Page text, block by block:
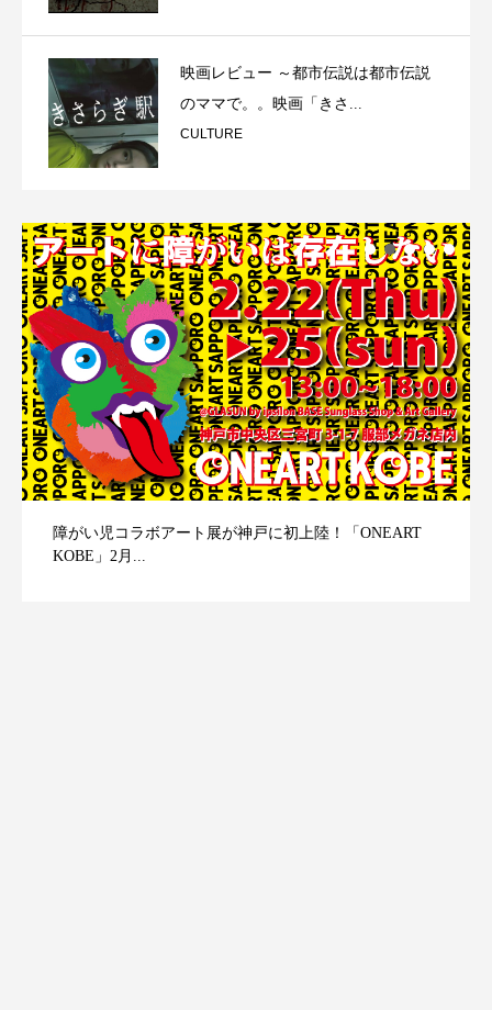
映画レビュー ～都市伝説は都市伝説
のママで。。映画「きさ...
CULTURE
障がい児コラボアート展が神戸に初上陸！「ONEART
KOBE」2月...